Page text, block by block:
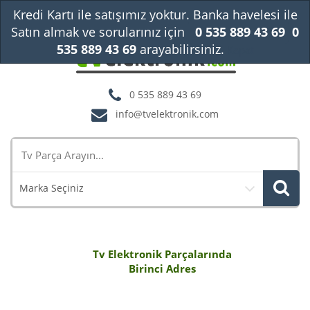
0 535 889 43 69
info@tvelektronik.com
Marka Seçiniz
Tv Elektronik Parçalarında
Birinci Adres
Kredi Kartı ile satışımız yoktur. Banka havelesi ile
Satın almak ve sorularınız için
0 535 889 43 69 0
535 889 43 69arayabilirsiniz.